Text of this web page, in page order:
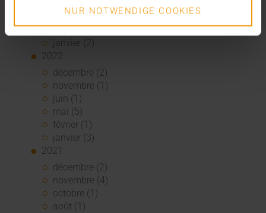
NUR NOTWENDIGE COOKIES
mars (1)
février (1)
janvier (2)
2022
décembre (2)
novembre (1)
juin (1)
mai (5)
février (1)
janvier (3)
2021
décembre (2)
novembre (4)
octobre (1)
août (1)